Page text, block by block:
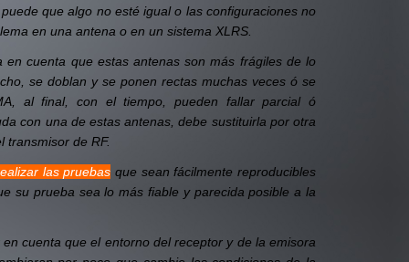
que algo no esté igual o las configuraciones no
en una antena o en un sistema XLRS.
en cuenta que estas antenas son más frágiles de lo
se doblan y se ponen rectas muchas veces ó se
al final, con el tiempo, pueden fallar parcial ó
con una de estas antenas, debe sustituirla por otra
transmisor de RF.
las pruebas que sean fácilmente reproducibles
su prueba sea lo más fiable y parecida posible a la
cuenta que el entorno del receptor y de la emisora